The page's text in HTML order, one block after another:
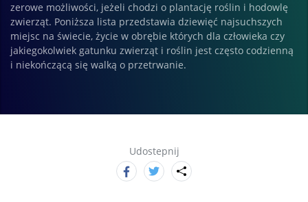
zerowe możliwości, jeżeli chodzi o plantację roślin i hodowlę
zwierząt. Poniższa lista przedstawia dziewięć najsuchszych
miejsc na świecie, życie w obrębie których dla człowieka czy
jakiegokolwiek gatunku zwierząt i roślin jest często codzienną
i niekończącą się walką o przetrwanie.
Udostepnij